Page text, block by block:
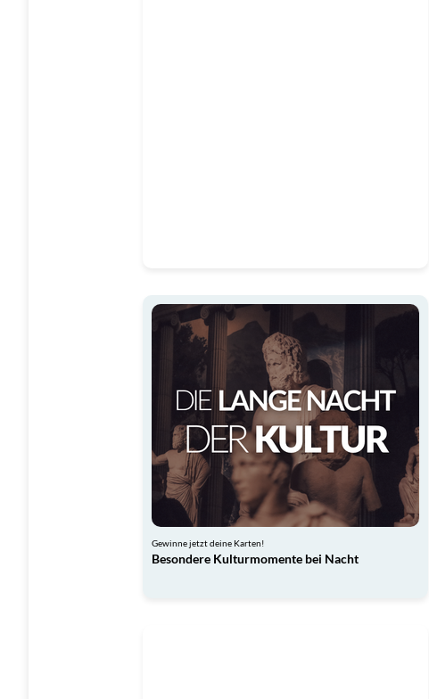
Gewinne jetzt deine Karten!
Besondere Kulturmomente bei Nacht